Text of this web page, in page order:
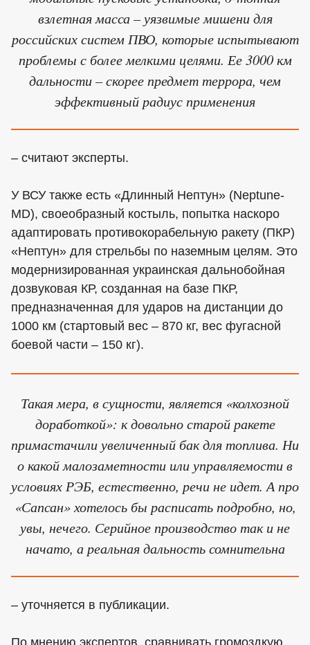
взлетная масса – уязвимые мишени для
российских систем ПВО, которые испытывают
проблемы с более мелкими целями. Ее 3000 км
дальности – скорее предмет террора, чем
эффективный радиус применения
– считают эксперты.
У ВСУ также есть «Длинный Нептун» (Neptune-
MD), своеобразный костыль, попытка наскоро
адаптировать противокорабельную ракету (ПКР)
«Нептун» для стрельбы по наземным целям. Это
модернизированная украинская дальнобойная
дозвуковая КР, созданная на базе ПКР,
предназначенная для ударов на дистанции до
1000 км (стартовый вес – 870 кг, вес фугасной
боевой части – 150 кг).
Такая мера, в сущности, является «колхозной
доработкой»: к довольно старой ракете
примастачили увеличенный бак для топлива. Ни
о какой малозаметности или управляемости в
условиях РЭБ, естественно, речи не идет. А про
«Сапсан» хотелось бы расписать подробно, но,
увы, нечего. Серийное производство так и не
начато, а реальная дальность сомнительна
– уточняется в публикации.